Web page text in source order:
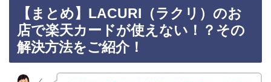
【まとめ】LACURI（ラクリ）のお
店で楽天カードが使えない！？その
解決方法をご紹介！